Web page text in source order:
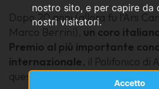
nostro sito, e per capire da
nostri visitatori.
Accetto
Dopo 20 anni (allora fu l'Ars
Marco Berrini), un coro
Premio al più importante
internazionale, il Polifonico di
quest'anno alla 71a edizione.